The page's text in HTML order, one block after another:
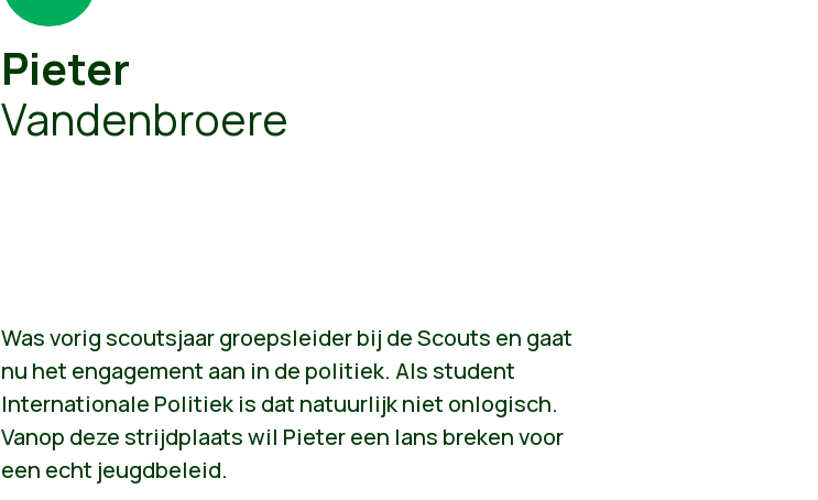
Pieter
Vandenbroere
Was vorig scoutsjaar groepsleider bij de Scouts en gaat
nu het engagement aan in de politiek. Als student
Internationale Politiek is dat natuurlijk niet onlogisch.
Vanop deze strijdplaats wil Pieter een lans breken voor
een echt jeugdbeleid.